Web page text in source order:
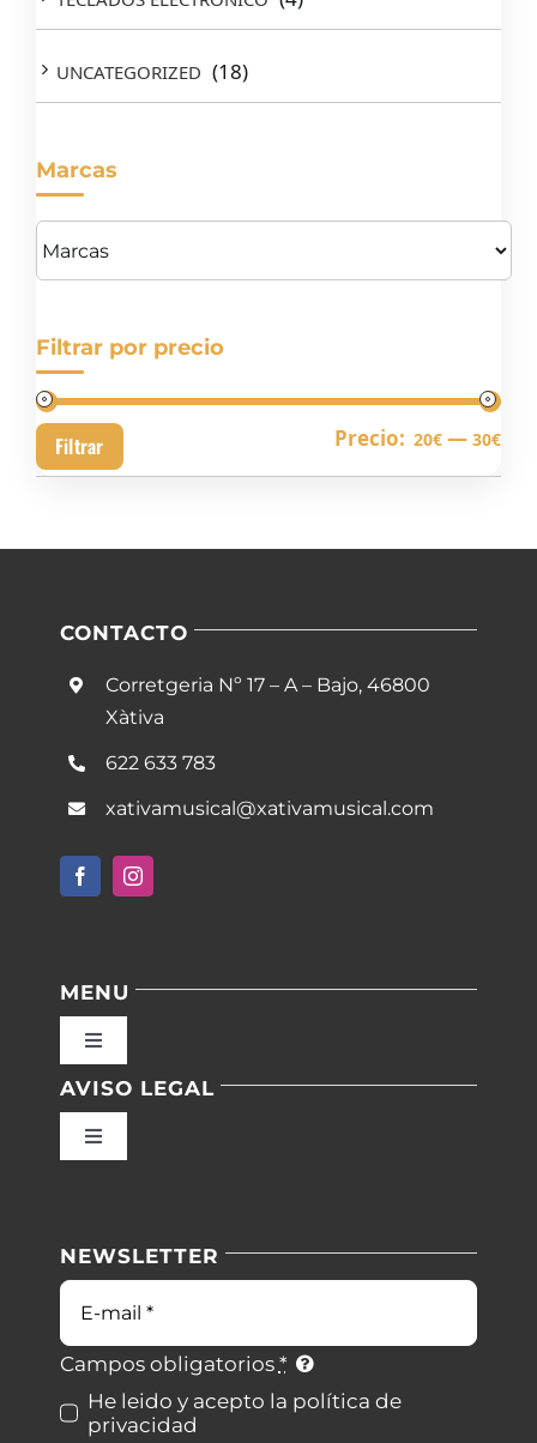
UNCATEGORIZED (18)
Marcas
Filtrar por precio
Filtrar Precio: 20€ — 30€
CONTACTO
Corretgeria Nº 17 – A – Bajo, 46800
Xàtiva
622 633 783
xativamusical@xativamusical.com
MENU
Toggle
Inicio
Blog
Contacto
AVISO LEGAL
Toggle
Condiciones de uso
Ley de cookies
Desistimiento
NEWSLETTER
Correo
electrónico
Campos obligatorios *
He leido y acepto la política de
privacidad